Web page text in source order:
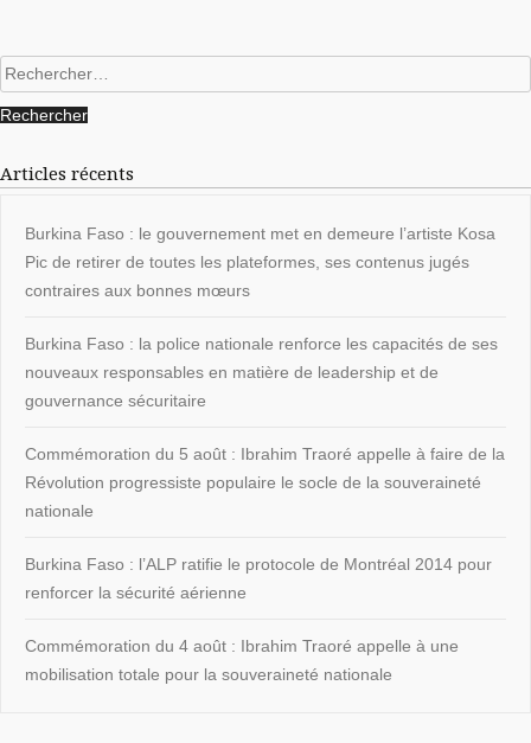
Rechercher :
Articles récents
Burkina Faso : le gouvernement met en demeure l’artiste Kosa
Pic de retirer de toutes les plateformes, ses contenus jugés
contraires aux bonnes mœurs
Burkina Faso : la police nationale renforce les capacités de ses
nouveaux responsables en matière de leadership et de
gouvernance sécuritaire
Commémoration du 5 août : Ibrahim Traoré appelle à faire de la
Révolution progressiste populaire le socle de la souveraineté
nationale
Burkina Faso : l’ALP ratifie le protocole de Montréal 2014 pour
renforcer la sécurité aérienne
Commémoration du 4 août : Ibrahim Traoré appelle à une
mobilisation totale pour la souveraineté nationale